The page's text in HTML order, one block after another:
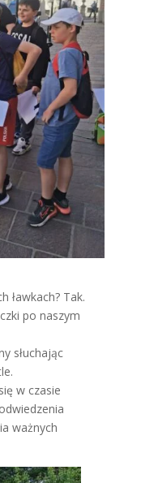
ławkach? Tak.
po naszym
słuchając
w czasie
ważnych